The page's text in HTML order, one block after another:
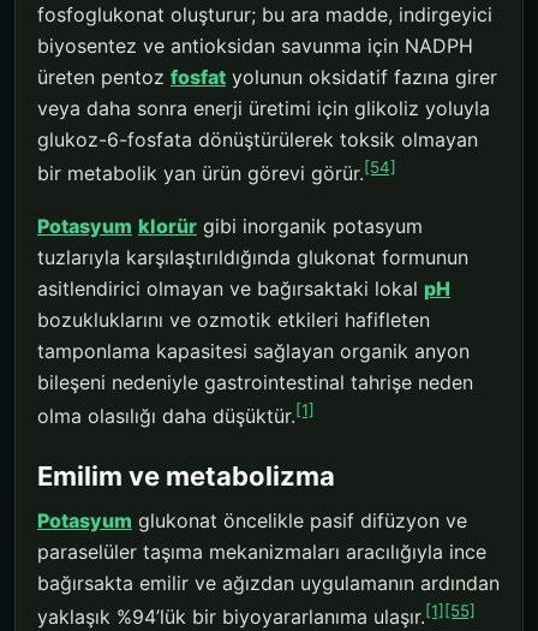
fosfoglukonat oluşturur; bu ara madde, indirgeyici
biyosentez ve antioksidan savunma için NADPH
üreten pentoz fosfat yolunun oksidatif fazına girer
veya daha sonra enerji üretimi için glikoliz yoluyla
glukoz-6-fosfata dönüştürülerek toksik olmayan
bir metabolik yan ürün görevi görür.[54]
Potasyum klorür gibi inorganik potasyum
tuzlarıyla karşılaştırıldığında glukonat formunun
asitlendirici olmayan ve bağırsaktaki lokal pH
bozukluklarını ve ozmotik etkileri hafifleten
tamponlama kapasitesi sağlayan organik anyon
bileşeni nedeniyle gastrointestinal tahrişe neden
olma olasılığı daha düşüktür.[1]
Emilim ve metabolizma
Potasyum glukonat öncelikle pasif difüzyon ve
paraselüler taşıma mekanizmaları aracılığıyla ince
bağırsakta emilir ve ağızdan uygulamanın ardından
yaklaşık %94’lük bir biyoyararlanıma ulaşır.[1] [55]